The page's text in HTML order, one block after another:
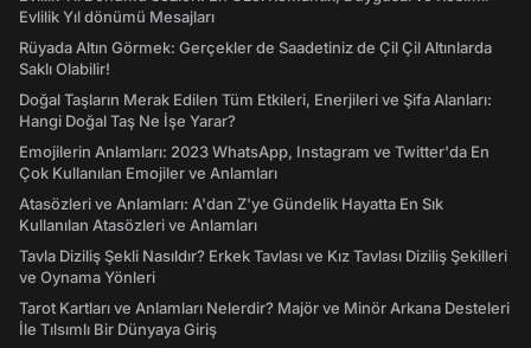
Evlilik Yıl dönümü Mesajları
Rüyada Altın Görmek: Gerçekler de Saadetiniz de Çil Çil Altınlarda
Saklı Olabilir!
Doğal Taşların Merak Edilen Tüm Etkileri, Enerjileri ve Şifa Alanları:
Hangi Doğal Taş Ne İşe Yarar?
Emojilerin Anlamları: 2023 WhatsApp, Instagram ve Twitter'da En
Çok Kullanılan Emojiler ve Anlamları
Atasözleri ve Anlamları: A'dan Z'ye Gündelik Hayatta En Sık
Kullanılan Atasözleri ve Anlamları
Tavla Diziliş Şekli Nasıldır? Erkek Tavlası ve Kız Tavlası Diziliş Şekilleri
ve Oynama Yönleri
Tarot Kartları ve Anlamları Nelerdir? Majör ve Minör Arkana Desteleri
İle Tılsımlı Bir Dünyaya Giriş